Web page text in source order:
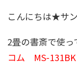
こんにちは★サ
2畳の書斎で使
コム MS-131BK